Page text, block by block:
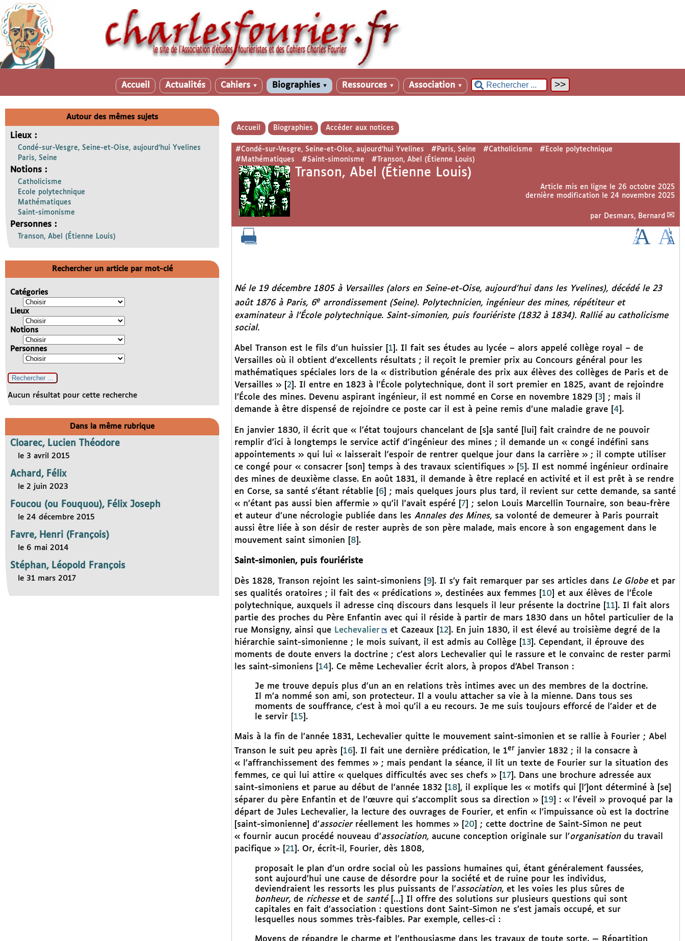
Accueil Actualités Cahiers ▼ Biographies ▼ Ressources ▼ Association ▼
Accueil Biographies Accéder aux notices
#Condé-sur-Vesgre, Seine-et-Oise, aujourd’hui Yvelines #Paris, Seine #Catholicisme
#Ecole polytechnique
#Mathématiques
#Saint-simonisme #Transon, Abel (Étienne Louis)
Transon, Abel (Étienne Louis)
Article mis en ligne le 26 octobre 2025
dernière modification le 24 novembre 2025
par Desmars, Bernard
Né le 19 décembre 1805 à Versailles (alors en Seine-et-Oise, aujourd’hui dans les Yvelines), décédé le 23
août 1876 à Paris, 6earrondissement (Seine). Polytechnicien, ingénieur des mines, répétiteur et
examinateur à l’École polytechnique. Saint-simonien, puis fouriériste (1832 à 1834). Rallié au catholicisme
social.
Abel Transon est le fils d’un huissier[ 1 . Il fait ses études au lycée – alors appelé collège royal – de
Versailles où il obtient d’excellents résultats ; il reçoit le premier prix au Concours général pour les
mathématiques spéciales lors de la « distribution générale des prix aux élèves des collèges de Paris et de
Versailles »[ 2] . Il entre en 1823 à l’École polytechnique, dont il sort premier en 1825, avant de rejoindre
l’École des mines. Devenu aspirant ingénieur, il est nommé en Corse en novembre 1829[ 3]
; mais il
demande à être dispensé de rejoindre ce poste car il est à peine remis d’une maladie grave[ 4 .
En janvier 1830, il écrit que « l’état toujours chancelant de [s]a santé [lui] fait craindre de ne pouvoir
remplir d’ici à longtemps le service actif d’ingénieur des mines ; il demande un « congé indéfini sans
appointements » qui lui « laisserait l’espoir de rentrer quelque jour dans la carrière » ; il compte utiliser
ce congé pour « consacrer [son] temps à des travaux scientifiques »[ 5 . Il est nommé ingénieur ordinaire
des mines de deuxième classe. En août 1831, il demande à être replacé en activité et il est prêt à se rendre
en Corse, sa santé s’étant rétablie[ 6]
; mais quelques jours plus tard, il revient sur cette demande, sa santé
« n’étant pas aussi bien affermie » qu’il l’avait espéré[ 7
; selon Louis Marcellin Tournaire, son beau-frère
et auteur d’une nécrologie publiée dans les Annales des Mines, sa volonté de demeurer à Paris pourrait
aussi être liée à son désir de rester auprès de son père malade, mais encore à son engagement dans le
mouvement saint simonien
8 .
Saint-simonien, puis fouriériste
Dès 1828, Transon rejoint les saint-simoniens 9] . Il s’y fait remarquer par ses articles dans Le Globeet par
ses qualités oratoires ; il fait des « prédications », destinées aux femmes
10
et aux élèves de l’École
polytechnique, auxquels il adresse cinq discours dans lesquels il leur présente la doctrine[ 11 . Il fait alors
partie des proches du Père Enfantin avec qui il réside à partir de mars 1830 dans un hôtel particulier de la
rue Monsigny, ainsi que Lechevalier et Cazeaux 12] . En juin 1830, il est élevé au troisième degré de la
hiérarchie saint-simonienne ; le mois suivant, il est admis au Collège[ 13] . Cependant, il éprouve des
moments de doute envers la doctrine ; c’est alors Lechevalier qui le rassure et le convainc de rester parmi
les saint-simoniens
14 . Ce même Lechevalier écrit alors, à propos d’Abel Transon :
Je me trouve depuis plus d’un an en relations très intimes avec un des membres de la doctrine.
Il m’a nommé son ami, son protecteur. Il a voulu attacher sa vie à la mienne. Dans tous ses
moments de souffrance, c’est à moi qu’il a eu recours. Je me suis toujours efforcé de l’aider et de
le servir[ 15 .
Mais à la fin de l’année 1831, Lechevalier quitte le mouvement saint-simonien et se rallie à Fourier ; Abel
Transon le suit peu après
16] . Il fait une dernière prédication, le 1er janvier 1832 ; il la consacre à
« l’affranchissement des femmes » ; mais pendant la séance, il lit un texte de Fourier sur la situation des
femmes, ce qui lui attire « quelques difficultés avec ses chefs »[ 17 . Dans une brochure adressée aux
saint-simoniens et parue au début de l’année 1832[ 18 , il explique les « motifs qui [l’]ont déterminé à [se]
séparer du père Enfantin et de l’œuvre qui s’accomplit sous sa direction »[ 19]
: « l’éveil » provoqué par la
départ de Jules Lechevalier, la lecture des ouvrages de Fourier, et enfin « l’impuissance où est la doctrine
[saint-simonienne] d’associer réellement les hommes »[ 20
; cette doctrine de Saint-Simon ne peut
« fournir aucun procédé nouveau d’association, aucune conception originale sur l’organisation du travail
pacifique »[ 21 . Or, écrit-il, Fourier, dès 1808,
proposait le plan d’un ordre social où les passions humaines qui, étant généralement faussées,
sont aujourd’hui une cause de désordre pour la société et de ruine pour les individus,
deviendraient les ressorts les plus puissants de l’association, et les voies les plus sûres de
bonheur, de richesse et de santé[…] Il offre des solutions sur plusieurs questions qui sont
capitales en fait d’association : questions dont Saint-Simon ne s’est jamais occupé, et sur
lesquelles nous sommes très-faibles. Par exemple, celles-ci :
Moyens de répandre le charme et l’enthousiasme dans les travaux de toute sorte. — Répartition
Autour des mêmes sujets
Lieux :
Condé-sur-Vesgre, Seine-et-Oise, aujourd’hui Yvelines
Paris, Seine
Notions :
Catholicisme
Ecole polytechnique
Mathématiques
Saint-simonisme
Personnes :
Transon, Abel (Étienne Louis)
Rechercher un article par mot-clé
Catégories
Lieux
Notions
Personnes
Aucun résultat pour cette recherche
Dans la même rubrique
Cloarec, Lucien Théodore
le 3 avril 2015
Achard, Félix
le 2 juin 2023
Foucou (ou Fouquou), Félix Joseph
le 24 décembre 2015
Favre, Henri (François)
le 6 mai 2014
Stéphan, Léopold François
le 31 mars 2017